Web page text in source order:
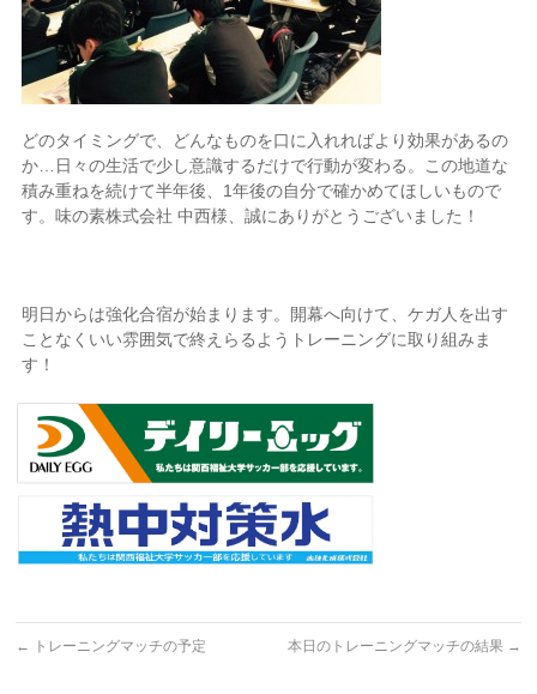
どのタイミングで、どんなものを口に入れればより効果があるの
か…日々の生活で少し意識するだけで行動が変わる。この地道な
積み重ねを続けて半年後、1年後の自分で確かめてほしいもので
す。味の素株式会社 中西様、誠にありがとうございました！
明日からは強化合宿が始まります。開幕へ向けて、ケガ人を出す
ことなくいい雰囲気で終えらるようトレーニングに取り組みま
す！
← トレーニングマッチの予定 本日のトレーニングマッチの結果 →